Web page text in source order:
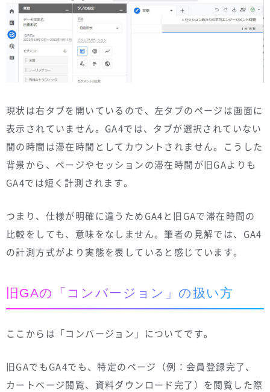
現状は右タブを開いているので、左タブのページは画面に
表示されていません。GA4では、タブが選択されていない
間の時間は滞在時間としてカウントされません。こうした
背景から、ページやセッションの滞在時間が旧GAよりも
GA4では短く計測されます。
つまり、仕様が明確に違うためGA4と旧GAで滞在時間の
比較をしても、意味をなしません。筆者の見解では、GA4
の計測方式がより実態を表していると感じています。
旧GAの「コンバージョン」の扱い方
ここからは「コンバージョン」についてです。
旧GAでもGA4でも、特定のページ（例：会員登録完了、
カートページ閲覧、資料ダウンロード完了）を閲覧した際